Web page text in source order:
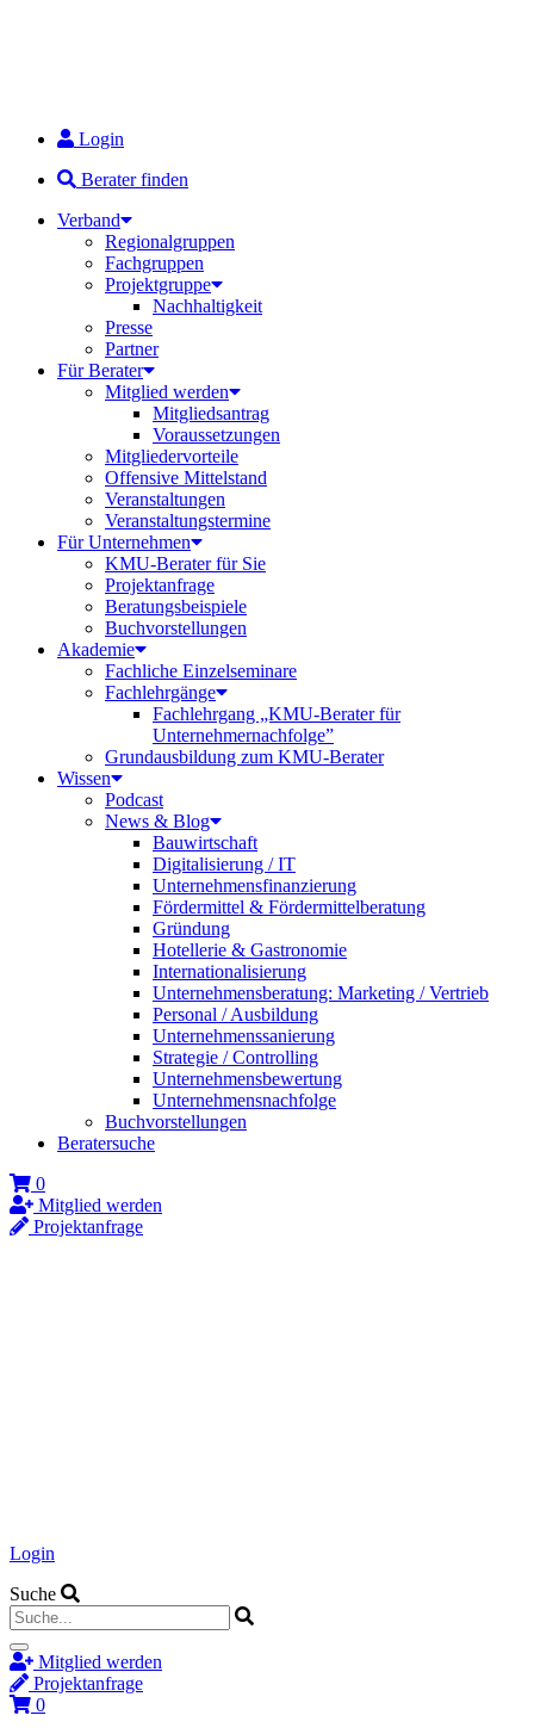
Login
Berater finden
Verband
Regionalgruppen
Fachgruppen
Projektgruppe
Nachhaltigkeit
Presse
Partner
Für Berater
Mitglied werden
Mitgliedsantrag
Voraussetzungen
Mitgliedervorteile
Offensive Mittelstand
Veranstaltungen
Veranstaltungstermine
Für Unternehmen
KMU-Berater für Sie
Projektanfrage
Beratungsbeispiele
Buchvorstellungen
Akademie
Fachliche Einzelseminare
Fachlehrgänge
Fachlehrgang „KMU-Berater für
Unternehmernachfolge”
Grundausbildung zum KMU-Berater
Wissen
Podcast
News & Blog
Bauwirtschaft
Digitalisierung / IT
Unternehmensfinanzierung
Fördermittel & Fördermittelberatung
Gründung
Hotellerie & Gastronomie
Internationalisierung
Unternehmensberatung: Marketing / Vertrieb
Personal / Ausbildung
Unternehmenssanierung
Strategie / Controlling
Unternehmensbewertung
Unternehmensnachfolge
Buchvorstellungen
Beratersuche
0
Mitglied werden
Projektanfrage
Login
Suche
Mitglied werden
Projektanfrage
0